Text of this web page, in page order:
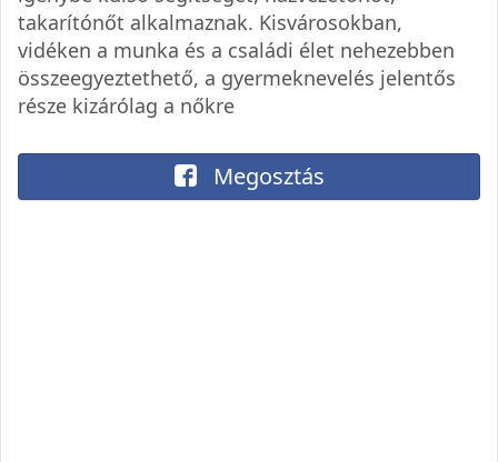
takarítónőt alkalmaznak. Kisvárosokban,
vidéken a munka és a családi élet nehezebben
összeegyeztethető, a gyermeknevelés jelentős
része kizárólag a nőkre
Megosztás